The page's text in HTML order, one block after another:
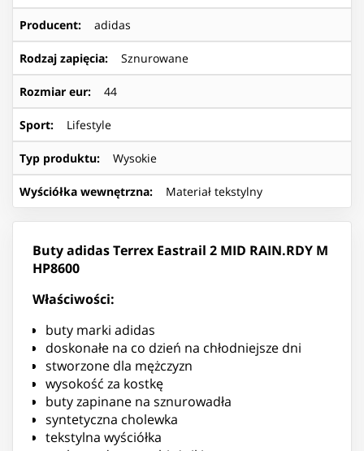
Producent: adidas
Rodzaj zapięcia: Sznurowane
Rozmiar eur: 44
Sport: Lifestyle
Typ produktu: Wysokie
Wyściółka wewnętrzna: Materiał tekstylny
Buty adidas Terrex Eastrail 2 MID RAIN.RDY M
HP8600
Właściwości:
buty marki adidas
doskonałe na co dzień na chłodniejsze dni
stworzone dla mężczyzn
wysokość za kostkę
buty zapinane na sznurowadła
syntetyczna cholewka
tekstylna wyściółka